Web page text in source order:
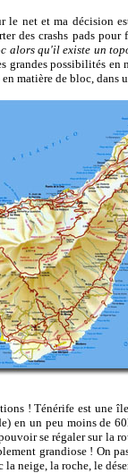
le net et ma décision
des crashs pads
alors qu'il existe un
grandes possibilités
matière de bloc, dans
! Ténérife est une
en un peu moins de
se régaler sur la
grandiose ! On
la neige, la roche, le